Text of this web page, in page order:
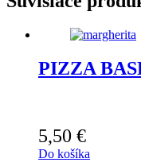
vlastného
PIZZA
5,50 €
Do košíka